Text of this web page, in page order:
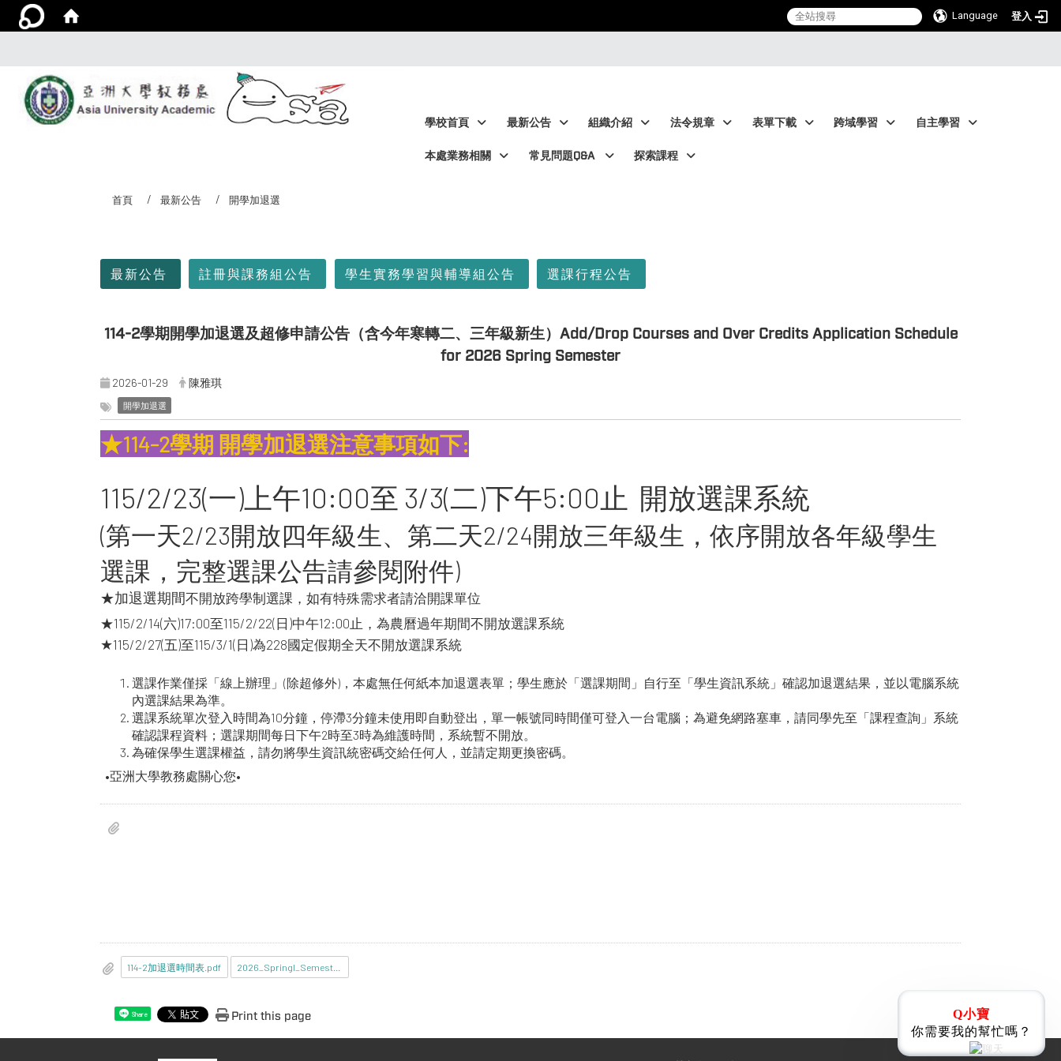
Language 登入
學校首頁 最新公告 組織介紹 法令規章 表單下載 跨域學習 自主學習
本處業務相關 常見問題Q&A 探索課程
首頁 最新公告 開學加退選
最新公告 註冊與課務組公告 學生實務學習與輔導組公告 選課行程公告
114-2學期開學加退選及超修申請公告（含今年寒轉二、三年級新生）Add/Drop Courses and Over Credits Application Schedule
for 2026 Spring Semester
2026-01-29 陳雅琪
開學加退選
★114-2學期 開學加退選注意事項如下:
115/2/23(一)上午10:00至 3/3(二)下午5:00止 開放選課系統
(第一天2/23開放四年級生、第二天2/24開放三年級生，依序開放各年級學生
選課，完整選課公告請參閱附件)
★加退選期間不開放跨學制選課，如有特殊需求者請洽開課單位
★115/2/14(六)17:00至115/2/22(日)中午12:00止，為農曆過年期間不開放選課系統
★115/2/27(五)至115/3/1(日)為228國定假期全天不開放選課系統
選課作業僅採「線上辦理」(除超修外)，本處無任何紙本加退選表單；學生應於「選課期間」自行至「學生資訊系統」確認加退選結果，並以電腦系統
內選課結果為準。
選課系統單次登入時間為10分鐘，停滯3分鐘未使用即自動登出，單一帳號同時間僅可登入一台電腦；為避免網路塞車，請同學先至「課程查詢」系統
確認課程資料；選課期間每日下午2時至3時為維護時間，系統暫不開放。
為確保學生選課權益，請勿將學生資訊統密碼交給任何人，並請定期更換密碼。
•亞洲大學教務處關心您•
114-2加退選時間表.pdf
Share Print this page
Q小寶
你需要我的幫忙嗎？